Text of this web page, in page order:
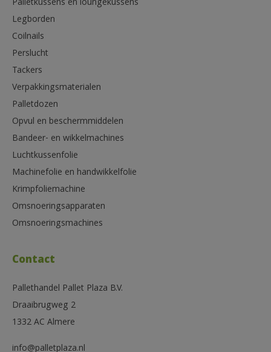
Legborden
Coilnails
Perslucht
Tackers
Verpakkingsmaterialen
Palletdozen
Opvul en beschermmiddelen
Bandeer- en wikkelmachines
Luchtkussenfolie
Machinefolie en handwikkelfolie
Krimpfoliemachine
Omsnoeringsapparaten
Omsnoeringsmachines
Contact
Pallethandel Pallet Plaza B.V.
Draaibrugweg 2
1332 AC Almere
info@palletplaza.nl